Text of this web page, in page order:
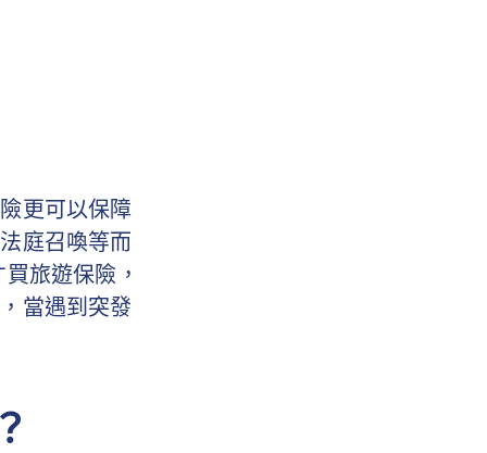
更可以保障
庭召喚等而
旅遊保險，
當遇到突發